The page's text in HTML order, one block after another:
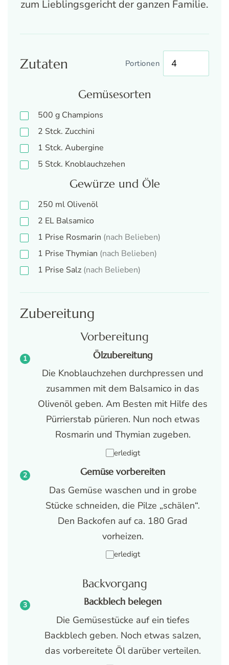
zum Lieblingsgericht der ganzen Familie.
Zutaten Portionen
Gemüsesorten
500 g Champions
2 Stck. Zucchini
1 Stck. Aubergine
5 Stck. Knoblauchzehen
Gewürze und Öle
250 ml Olivenöl
2 EL Balsamico
1 Prise Rosmarin (nach Belieben)
1 Prise Thymian (nach Belieben)
1 Prise Salz (nach Belieben)
Zubereitung
Vorbereitung
Ölzubereitung
Die Knoblauchzehen durchpressen und
zusammen mit dem Balsamico in das
Olivenöl geben. Am Besten mit Hilfe des
Pürrierstab pürieren. Nun noch etwas
Rosmarin und Thymian zugeben.
erledigt
Gemüse vorbereiten
Das Gemüse waschen und in grobe
Stücke schneiden, die Pilze „schälen“.
Den Backofen auf ca. 180 Grad
vorheizen.
erledigt
Backvorgang
Backblech belegen
Die Gemüsestücke auf ein tiefes
Backblech geben. Noch etwas salzen,
das vorbereitete Öl darüber verteilen.